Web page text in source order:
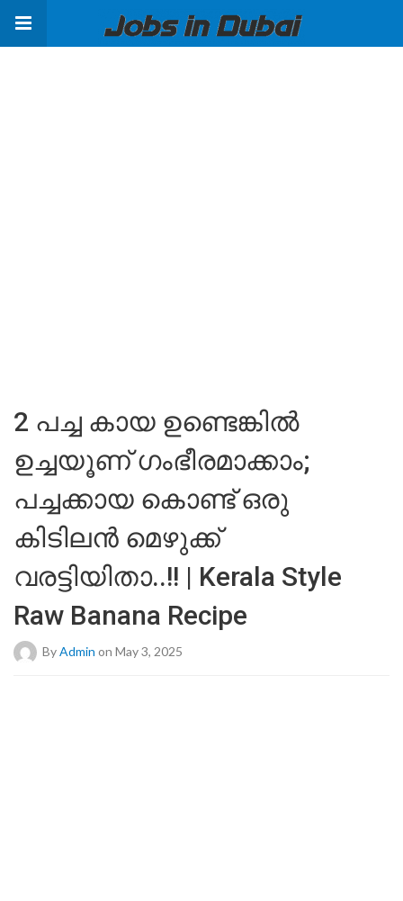
2 പച്ച കായ ഉണ്ടെങ്കില്‍
ഉച്ചയൂണ് ഗംഭീരമാക്കാം;
പച്ചക്കായ കൊണ്ട് ഒരു
കിടിലൻ മെഴുക്ക്
വരട്ടിയിതാ..!! | Kerala Style
Raw Banana Recipe
ByAdmin on May 3, 2025